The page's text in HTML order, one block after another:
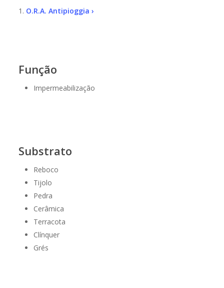
1. O.R.A. Antipioggia ›
Função
Impermeabilização
Substrato
Reboco
Tijolo
Pedra
Cerâmica
Terracota
Clínquer
Grés